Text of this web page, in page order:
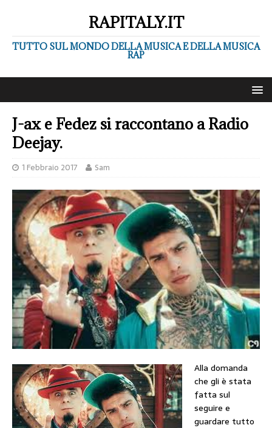
RAPITALY.IT
TUTTO SUL MONDO DELLA MUSICA E DELLA MUSICA
RAP
J-ax e Fedez si raccontano a Radio
Deejay.
1 Febbraio 2017 Sam
Alla domanda
che gli è stata
fatta sul
seguire e
guardare tutto